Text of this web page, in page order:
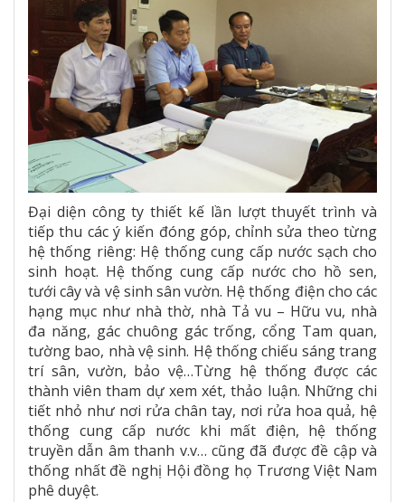
Đại diện công ty thiết kế lần lượt thuyết trình và
tiếp thu các ý kiến đóng góp, chỉnh sửa theo từng
hệ thống riêng: Hệ thống cung cấp nước sạch cho
sinh hoạt. Hệ thống cung cấp nước cho hồ sen,
tưới cây và vệ sinh sân vườn. Hệ thống điện cho các
hạng mục như nhà thờ, nhà Tả vu – Hữu vu, nhà
đa năng, gác chuông gác trống, cổng Tam quan,
tường bao, nhà vệ sinh. Hệ thống chiếu sáng trang
trí sân, vườn, bảo vệ…Từng hệ thống được các
thành viên tham dự xem xét, thảo luận. Những chi
tiết nhỏ như nơi rửa chân tay, nơi rửa hoa quả, hệ
thống cung cấp nước khi mất điện, hệ thống
truyền dẫn âm thanh v.v… cũng đã được đề cập và
thống nhất đề nghị Hội đồng họ Trương Việt Nam
phê duyệt.